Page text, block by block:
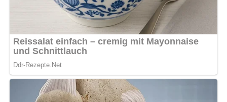
Anzahl der Portionen:
Portionen.